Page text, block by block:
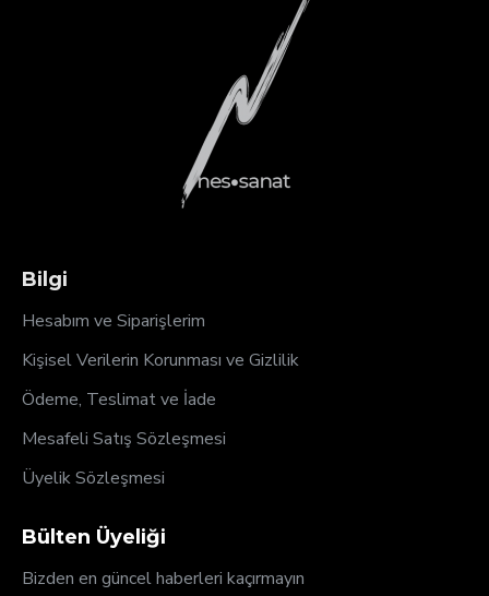
Bilgi
Hesabım ve Siparişlerim
Kişisel Verilerin Korunması ve Gizlilik
Ödeme, Teslimat ve İade
Mesafeli Satış Sözleşmesi
Üyelik Sözleşmesi
Bülten Üyeliği
Bizden en güncel haberleri kaçırmayın